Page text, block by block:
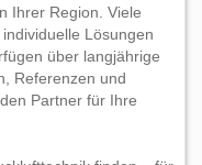
Ihrer Region. Viele
Lösungen
über langjährige
Referenzen und
Partner für Ihre